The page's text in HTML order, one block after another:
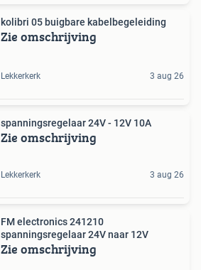
kolibri 05 buigbare kabelbegeleiding
Zie omschrijving
Lekkerkerk 3 aug 26
spanningsregelaar 24V - 12V 10A
Zie omschrijving
Lekkerkerk 3 aug 26
FM electronics 241210
spanningsregelaar 24V naar 12V
Zie omschrijving